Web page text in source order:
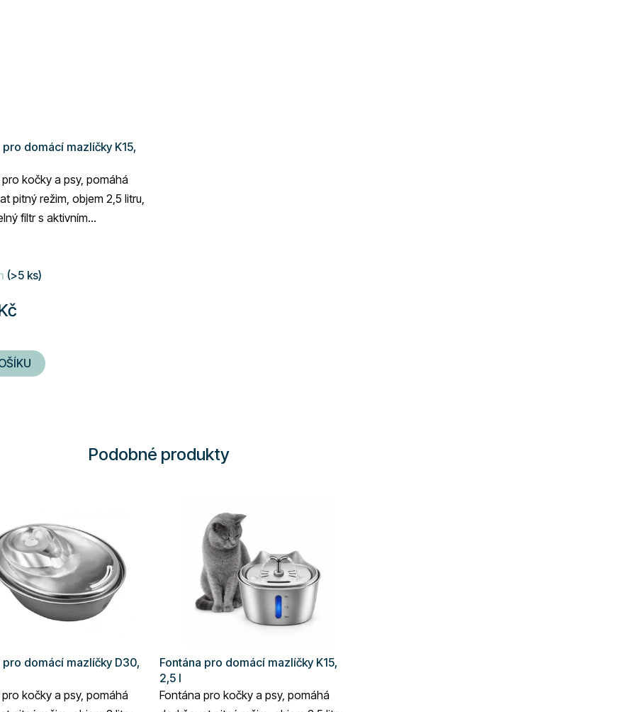
pro domácí mazlíčky K15,
kočky a psy, pomáhá
pitný režim, objem 2,5 litru,
filtr s aktivním
(>5 ks)
Podobné produkty
pro domácí mazlíčky D30,
kočky a psy, pomáhá
Fontána pro domácí mazlíčky K15,
2,5 l
Fontána pro kočky a psy, pomáhá